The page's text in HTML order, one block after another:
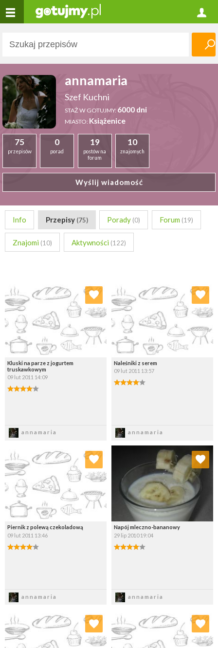
annamaria
Szef Kuchni
STAŻ W GOTUJMY: 6000 dni
MIASTO: Książenice
75
przepisów
0
porad
19
postów na
forum
10
znajomych
Wyślij wiadomość
Info Przepisy (75) Porady (0) Forum (19)
Znajomi (10) Aktywności (122)
Kluski na parze z jogurtem
truskawkowym
09 lut 2011 14:09
annamaria
Dodaj do ulubionych
Wybierz listę:
Naleśniki z serem
09 lut 2011 13:57
annamaria
Dodaj do ulubionych
Wybierz listę:
Piernik z polewą czekoladową
09 lut 2011 13:46
annamaria
Dodaj do ulubionych
Wybierz listę:
Napój mleczno-bananowy
29 lip 2010 19:04
annamaria
Dodaj do ulubionych
Wybierz listę:
Dodaj do ulubionych
Wybierz listę:
Dodaj do ulubionych
Wybierz listę: